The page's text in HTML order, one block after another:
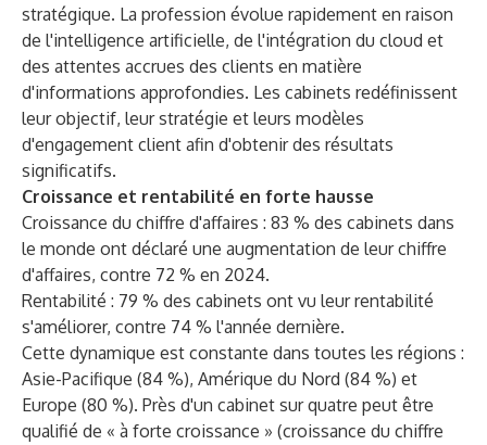
stratégique. La profession évolue rapidement en raison
de l'intelligence artificielle, de l'intégration du cloud et
des attentes accrues des clients en matière
d'informations approfondies. Les cabinets redéfinissent
leur objectif, leur stratégie et leurs modèles
d'engagement client afin d'obtenir des résultats
significatifs.
Croissance et rentabilité en forte hausse
Croissance du chiffre d'affaires : 83 % des cabinets dans
le monde ont déclaré une augmentation de leur chiffre
d'affaires, contre 72 % en 2024.
Rentabilité : 79 % des cabinets ont vu leur rentabilité
s'améliorer, contre 74 % l'année dernière.
Cette dynamique est constante dans toutes les régions :
Asie-Pacifique (84 %), Amérique du Nord (84 %) et
Europe (80 %). Près d'un cabinet sur quatre peut être
qualifié de « à forte croissance » (croissance du chiffre